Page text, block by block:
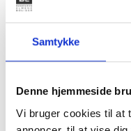
Samtykke
Denne hjemmeside
Vi bruger cookies til at